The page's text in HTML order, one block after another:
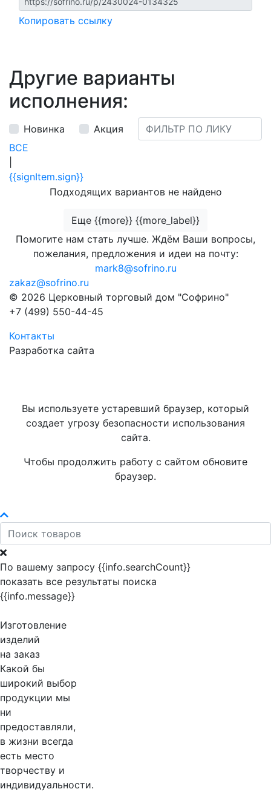
Копировать ссылку
Другие варианты
исполнения:
Новинка
Акция
ВСЕ
{{signItem.sign}}
Подходящих вариантов не найдено
Еще {{more}} {{more_label}}
Помогите нам стать лучше. Ждём Ваши вопросы,
пожелания, предложения и идеи на почту:
mark8@sofrino.ru
zakaz@sofrino.ru
© 2026 Церковный торговый дом "Софрино"
+7 (499) 550-44-45
Контакты
Разработка сайта
Вы используете устаревший браузер, который
создает угрозу безопасности использования
сайта.
Чтобы продолжить работу с сайтом обновите
браузер.
По вашему запросу {{info.searchCount}}
показать все результаты поиска
{{info.message}}
Изготовление
изделий
на заказ
Какой бы
широкий выбор
продукции мы
ни
предоставляли,
в жизни всегда
есть место
творчеству и
индивидуальности.